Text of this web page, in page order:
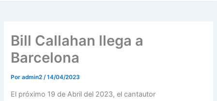
Bill Callahan llega a
Barcelona
Poradmin2/14/04/2023
El próximo 19 de Abril del 2023, el cantautor